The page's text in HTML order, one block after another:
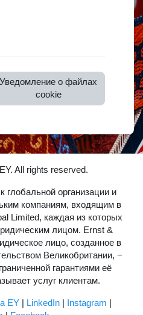
Уведомление о файлах
cookie
All rights reserved.
глобальной организации и
компаниям, входящим в
Limited, каждая из которых
лицом. Ernst &
лицо, созданное в
Великобритании, −
гарантиями её
услуг клиентам.
EY| LinkedIn| Instagram